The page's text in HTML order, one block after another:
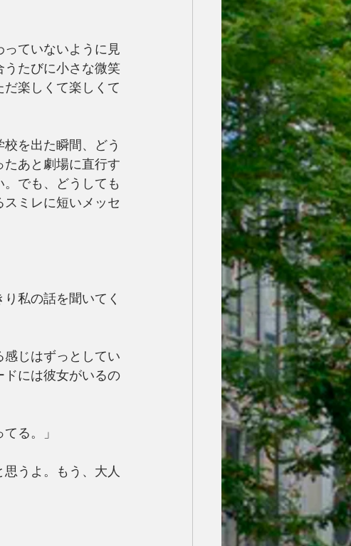
ていないように見
たびに小さな微笑
楽しくて楽しくて
を出た瞬間、どう
あと劇場に直行す
でも、どうしても
ミレに短いメッセ
私の話を聞いてく
感じはずっとしてい
には彼女がいるの
る。」
うよ。もう、大人